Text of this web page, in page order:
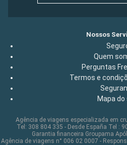
Nossos
Quem
Perguntas
Termos e
Mapa
Agência de viagens especializada em
Tel: 308 804 335 - Desde España Tel :
Garantia financeira Groupama
Agência de viagens n° 006 02 0007 -